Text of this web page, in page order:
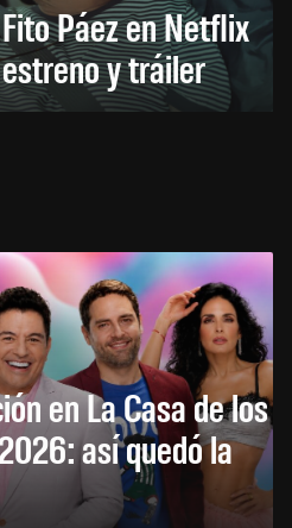
Páez en Netflix
y tráiler
en La Casa de los
así quedó la